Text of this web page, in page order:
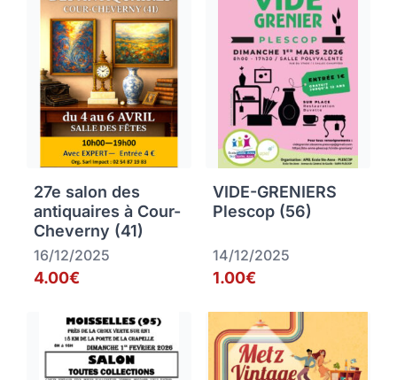
27e salon des
antiquaires à Cour-
Cheverny (41)
16/12/2025
4.00€
VIDE-GRENIERS
Plescop (56)
14/12/2025
1.00€